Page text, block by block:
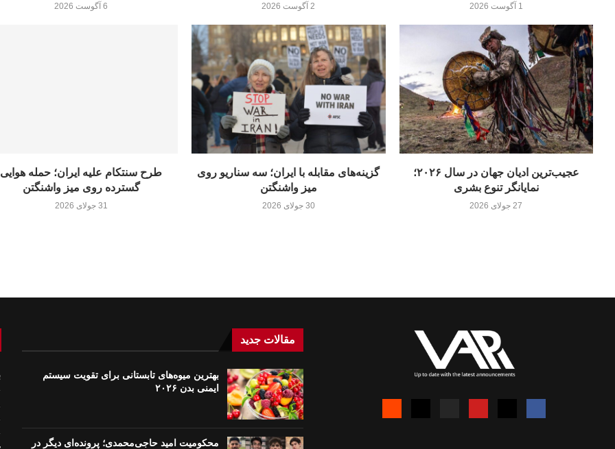
6 آگوست 2026 2 آگوست 2026 1 آگوست 2026
طرح سنتکام علیه ایران؛ حمله هوایی
گسترده روی میز واشنگتن
31 جولای 2026
گزینه‌های مقابله با ایران؛ سه سناریو روی
میز واشنگتن
30 جولای 2026
عجیب‌ترین ادیان جهان در سال ۲۰۲۶؛
نمایانگر تنوع بشری
27 جولای 2026
مقالات جدید
بهترین میوه‌های تابستانی برای تقویت سیستم
ایمنی بدن ۲۰۲۶
محکومیت امید حاجی‌محمدی؛ پرونده‌ای دیگر در